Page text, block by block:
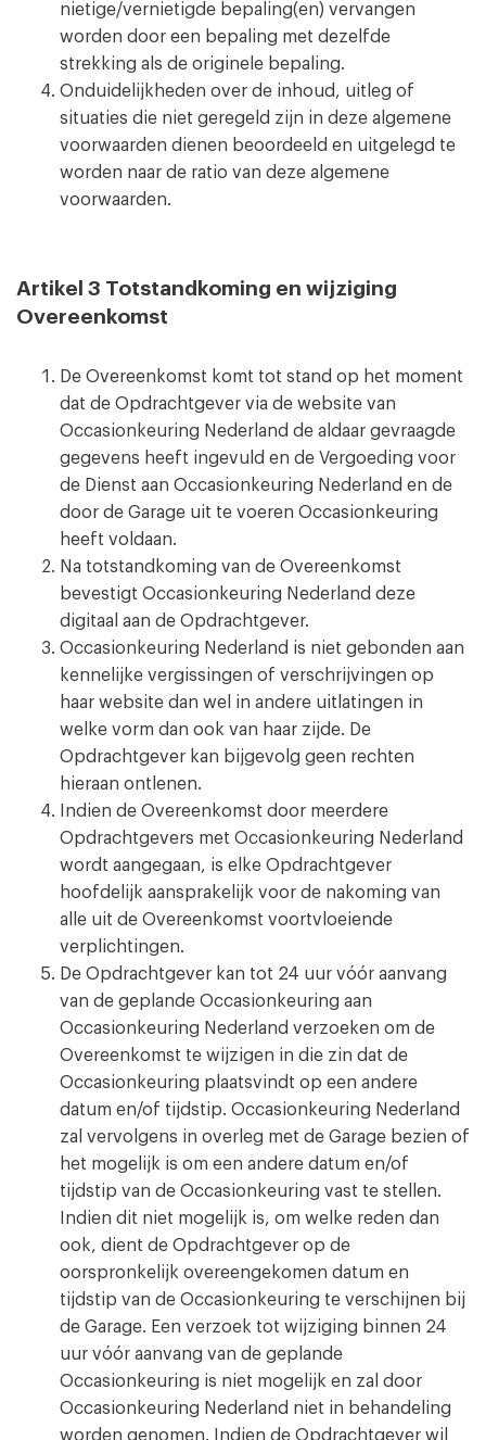
nietige/vernietigde bepaling(en) vervangen
worden door een bepaling met dezelfde
strekking als de originele bepaling.
Onduidelijkheden over de inhoud, uitleg of
situaties die niet geregeld zijn in deze algemene
voorwaarden dienen beoordeeld en uitgelegd te
worden naar de ratio van deze algemene
voorwaarden.
Artikel 3 Totstandkoming en wijziging
Overeenkomst
De Overeenkomst komt tot stand op het moment
dat de Opdrachtgever via de website van
Occasionkeuring Nederland de aldaar gevraagde
gegevens heeft ingevuld en de Vergoeding voor
de Dienst aan Occasionkeuring Nederland en de
door de Garage uit te voeren Occasionkeuring
heeft voldaan.
Na totstandkoming van de Overeenkomst
bevestigt Occasionkeuring Nederland deze
digitaal aan de Opdrachtgever.
Occasionkeuring Nederland is niet gebonden aan
kennelijke vergissingen of verschrijvingen op
haar website dan wel in andere uitlatingen in
welke vorm dan ook van haar zijde. De
Opdrachtgever kan bijgevolg geen rechten
hieraan ontlenen.
Indien de Overeenkomst door meerdere
Opdrachtgevers met Occasionkeuring Nederland
wordt aangegaan, is elke Opdrachtgever
hoofdelijk aansprakelijk voor de nakoming van
alle uit de Overeenkomst voortvloeiende
verplichtingen.
De Opdrachtgever kan tot 24 uur vóór aanvang
van de geplande Occasionkeuring aan
Occasionkeuring Nederland verzoeken om de
Overeenkomst te wijzigen in die zin dat de
Occasionkeuring plaatsvindt op een andere
datum en/of tijdstip. Occasionkeuring Nederland
zal vervolgens in overleg met de Garage bezien of
het mogelijk is om een andere datum en/of
tijdstip van de Occasionkeuring vast te stellen.
Indien dit niet mogelijk is, om welke reden dan
ook, dient de Opdrachtgever op de
oorspronkelijk overeengekomen datum en
tijdstip van de Occasionkeuring te verschijnen bij
de Garage. Een verzoek tot wijziging binnen 24
uur vóór aanvang van de geplande
Occasionkeuring is niet mogelijk en zal door
Occasionkeuring Nederland niet in behandeling
worden genomen. Indien de Opdrachtgever wil